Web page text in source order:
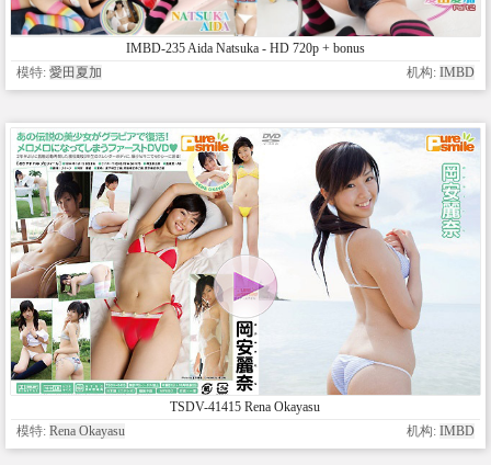
IMBD-235 Aida Natsuka - HD 720p + bonus
模特: 愛田夏加 机构: IMBD
TSDV-41415 Rena Okayasu
模特: Rena Okayasu 机构: IMBD